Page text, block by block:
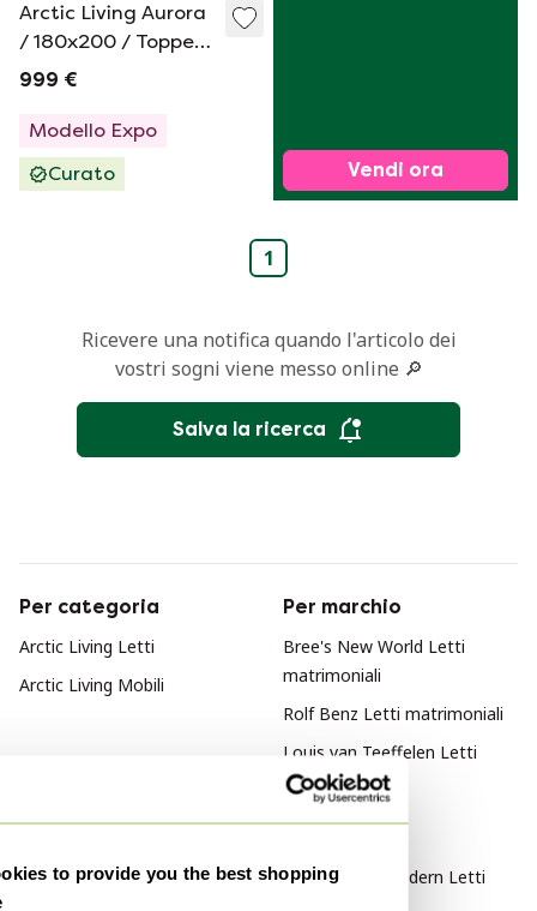
to provide you the best shopping
Arctic Living Aurora
/ 180x200 / Topper
Tunit / H3-H3 / Soro
999 €
Modello Expo
Curato
Vendi ora
1
Ricevere una notifica quando l'articolo dei
vostri sogni viene messo online 🔎
Salva la ricerca
Per categoria
Arctic Living Letti
Arctic Living Mobili
Per marchio
Bree's New World Letti
matrimoniali
Rolf Benz Letti matrimoniali
Louis van Teeffelen Letti
matrimoniali
Mid Century Modern Letti